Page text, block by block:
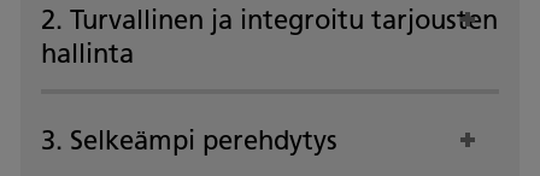
2. Turvallinen ja integroitu tarjousten
hallinta
3. Selkeämpi perehdytys